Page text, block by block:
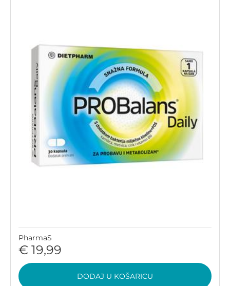
PharmaS
€ 19,99
DODAJ U KOŠARICU